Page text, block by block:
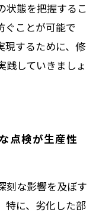
状態を把握するこ
ぐことが可能で
現するために、修
践していきましょ
点検が生産性
刻な影響を及ぼす
特に、劣化した部